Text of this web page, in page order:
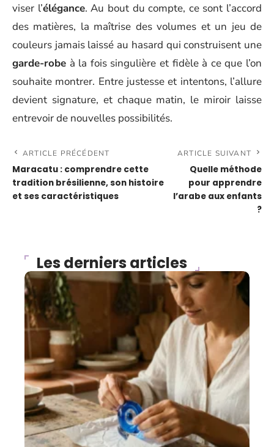
viser l’élégance. Au bout du compte, ce sont l’accord
des matières, la maîtrise des volumes et un jeu de
couleurs jamais laissé au hasard qui construisent une
garde-robe à la fois singulière et fidèle à ce que l’on
souhaite montrer. Entre justesse et intentons, l’allure
devient signature, et chaque matin, le miroir laisse
entrevoir de nouvelles possibilités.
ARTICLE PRÉCÉDENT
Maracatu : comprendre cette
tradition brésilienne, son histoire
et ses caractéristiques
ARTICLE SUIVANT
Quelle méthode
pour apprendre
l’arabe aux enfants
?
Les derniers articles